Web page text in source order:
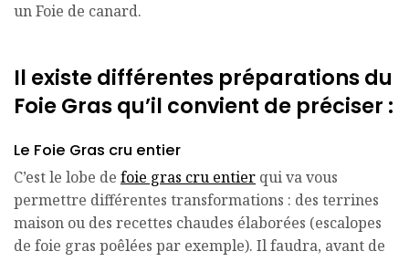
un Foie de canard.
Il existe différentes préparations du
Foie Gras qu’il convient de préciser :
Le Foie Gras cru entier
C’est le lobe de foie gras cru entier qui va vous
permettre différentes transformations : des terrines
maison ou des recettes chaudes élaborées (escalopes
de foie gras poêlées par exemple). Il faudra, avant de